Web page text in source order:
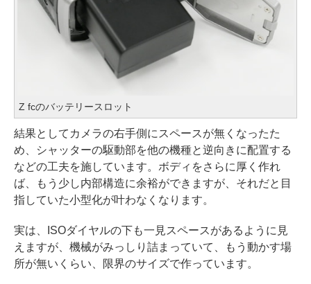
Z fcのバッテリースロット
結果としてカメラの右手側にスペースが無くなったた
め、シャッターの駆動部を他の機種と逆向きに配置する
などの工夫を施しています。ボディをさらに厚く作れ
ば、もう少し内部構造に余裕ができますが、それだと目
指していた小型化が叶わなくなります。
実は、ISOダイヤルの下も一見スペースがあるように見
えますが、機械がみっしり詰まっていて、もう動かす場
所が無いくらい、限界のサイズで作っています。